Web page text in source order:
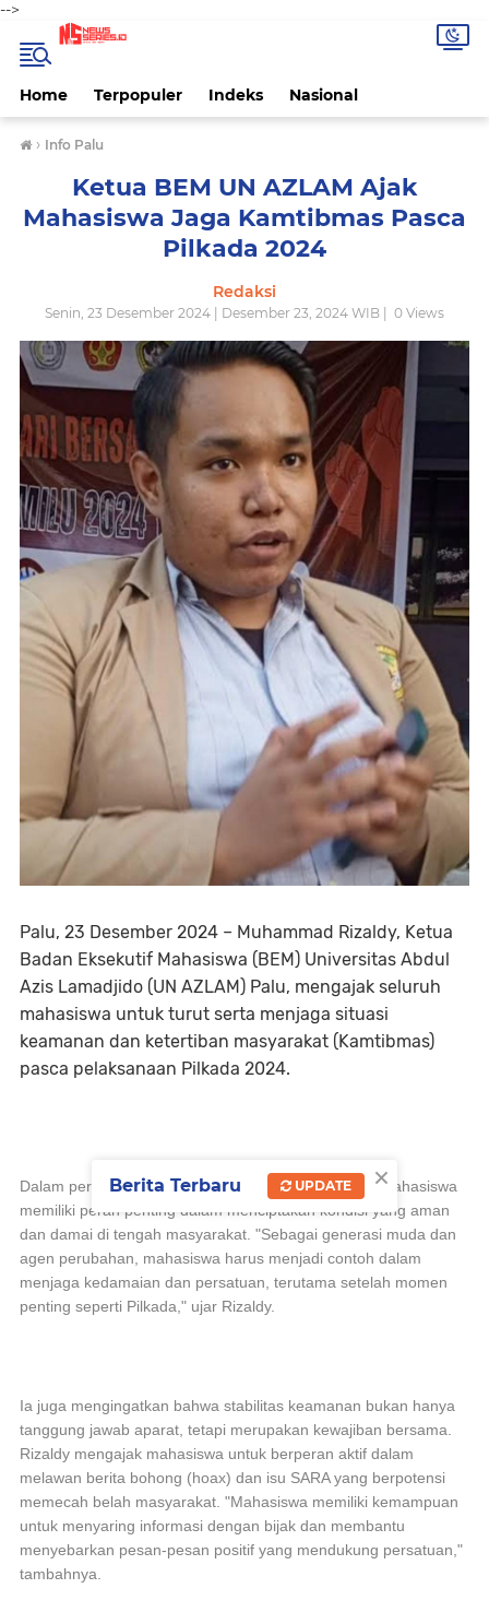
-->
Home Terpopuler Indeks Nasional
› Info Palu
Ketua BEM UN AZLAM Ajak
Mahasiswa Jaga Kamtibmas Pasca
Pilkada 2024
Redaksi
Senin, 23 Desember 2024 | Desember 23, 2024 WIB | 0 Views
Palu, 23 Desember 2024 – Muhammad Rizaldy, Ketua
Badan Eksekutif Mahasiswa (BEM) Universitas Abdul
Azis Lamadjido (UN AZLAM) Palu, mengajak seluruh
mahasiswa untuk turut serta menjaga situasi
keamanan dan ketertiban masyarakat (Kamtibmas)
pasca pelaksanaan Pilkada 2024.
Dalam pernyataannya, Rizaldy menegaskan bahwa mahasiswa
memiliki peran penting dalam menciptakan kondisi yang aman
dan damai di tengah masyarakat. "Sebagai generasi muda dan
agen perubahan, mahasiswa harus menjadi contoh dalam
menjaga kedamaian dan persatuan, terutama setelah momen
penting seperti Pilkada," ujar Rizaldy.
Ia juga mengingatkan bahwa stabilitas keamanan bukan hanya
tanggung jawab aparat, tetapi merupakan kewajiban bersama.
Rizaldy mengajak mahasiswa untuk berperan aktif dalam
melawan berita bohong (hoax) dan isu SARA yang berpotensi
memecah belah masyarakat. "Mahasiswa memiliki kemampuan
untuk menyaring informasi dengan bijak dan membantu
menyebarkan pesan-pesan positif yang mendukung persatuan,"
tambahnya.
×
Berita Terbaru UPDATE